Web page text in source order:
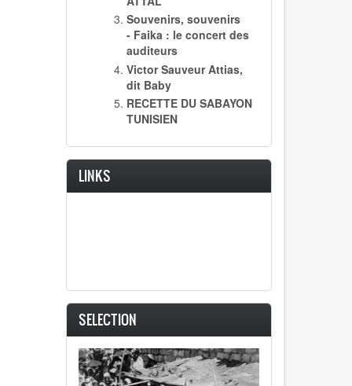
Souvenirs, souvenirs
- Faika : le concert des
auditeurs
Victor Sauveur Attias,
dit Baby
RECETTE DU SABAYON
TUNISIEN
LINKS
SELECTION